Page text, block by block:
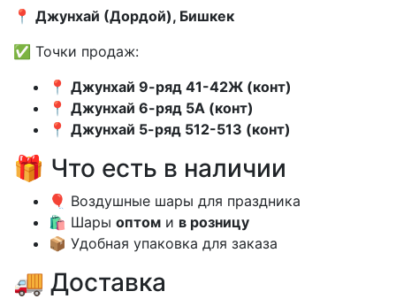
📍 Джунхай (Дордой), Бишкек
✅ Точки продаж:
📍 Джунхай 9-ряд 41-42Ж (конт)
📍 Джунхай 6-ряд 5А (конт)
📍 Джунхай 5-ряд 512-513 (конт)
🎁 Что есть в наличии
🎈 Воздушные шары для праздника
🛍️ Шары оптом и в розницу
📦 Удобная упаковка для заказа
🚚 Доставка